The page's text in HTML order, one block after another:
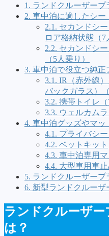
1. ランドクルーザープ
2. 車中泊に適したシー
2.1. セカンドシ
ロア格納状態（7
2.2. セカンドシ
（5人乗り）
3. 車中泊で役立つ純正
3.1. IR（赤外線
バックガラス）
3.2. 携帯トイレ（
3.3. ウェルカム
4. 車中泊グッズやマッ
4.1. プライバシ
4.2. ベットキット
4.3. 車中泊専用マ
4.4. 大型車用車
5. ランドクルーザー
6. 新型ランドクルー
ランドクルーザ
は？